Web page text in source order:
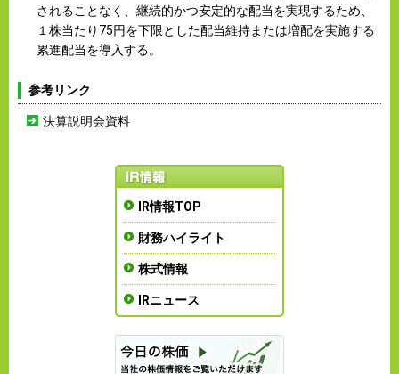
されることなく、継続的かつ安定的な配当を実現するため、
１株当たり75円を下限とした配当維持または増配を実施する
累進配当を導入する。
参考リンク
決算説明会資料
IR情報TOP
財務ハイライト
株式情報
IRニュース